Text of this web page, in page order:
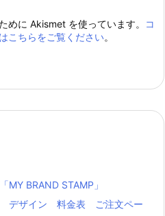
めに Akismet を使っています。
コ
こちらをご覧ください。
MY BRAND STAMP」
デザイン 料金表 ご注文ペー